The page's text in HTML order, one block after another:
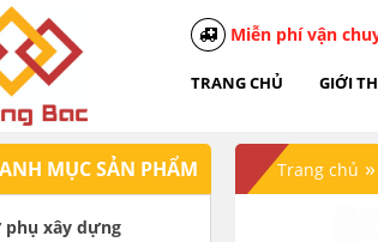
Miễn phí vận
TRANG CHỦ GIỚI
MỤC SẢN PHẨM
xây dựng
Trang chủ »